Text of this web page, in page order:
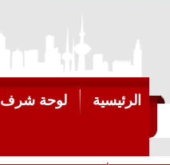
الرئيسية لوحة شرف